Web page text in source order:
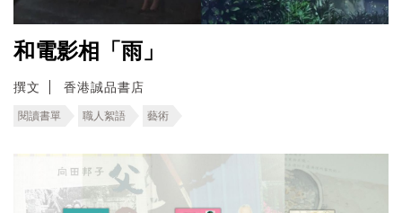
和電影相「雨」
撰文 香港誠品書店
閱讀書單 職人絮語 藝術